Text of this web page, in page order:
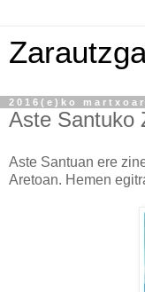
2016(e)ko
Aste Santuko
Aste Santuan ere
Aretoan. Hemen